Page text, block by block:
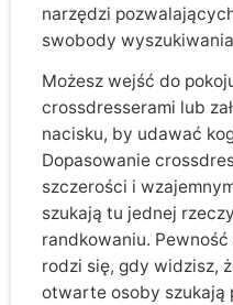
narzędzi
swobody
Możesz wejść do
crossdresserami lub
nacisku, by udawać
Dopasowanie
szczerości i
szukają tu jednej
randkowaniu.
rodzi się, gdy widzisz,
otwarte osoby szukają